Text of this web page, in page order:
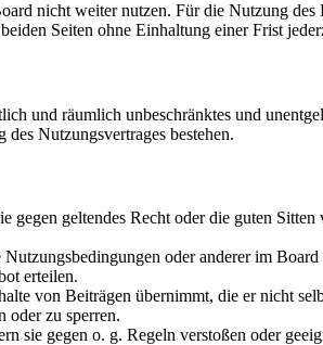
nicht weiter nutzen. Für die Nutzung
Seiten ohne Einhaltung einer Frist
und räumlich unbeschränktes und
Nutzungsvertrages bestehen.
geltendes Recht oder die guten
oder anderer im
erteilen.
von Beiträgen übernimmt, die er nicht
oder zu sperren.
sie gegen o. g. Regeln verstoßen oder